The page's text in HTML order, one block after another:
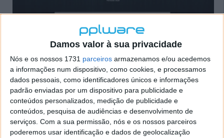
Damos valor à sua privacidade
Nós e os nossos 1731 parceiros armazenamos e/ou acedemos
a informações num dispositivo, como cookies, e processamos
dados pessoais, como identificadores únicos e informações
padrão enviadas por um dispositivo para publicidade e
conteúdos personalizados, medição de publicidade e
conteúdos, pesquisa de audiências e desenvolvimento de
serviços. Com a sua permissão, nós e os nossos parceiros
poderemos usar identificação e dados de geolocalização
Windows 9 RTM poderá chegar já a 21
de Outubro
21 JAN 2014 WINDOWS 56 COMENTÁRIOS